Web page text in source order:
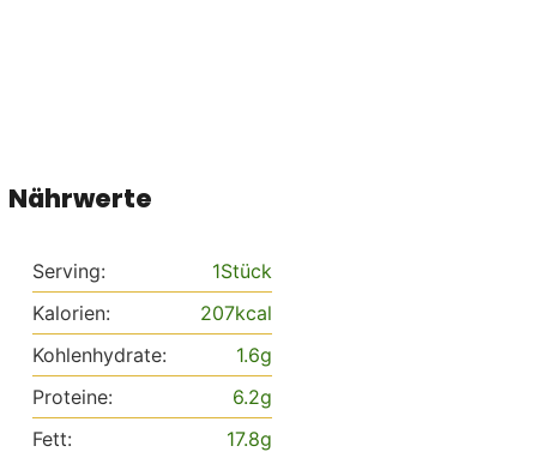
Nährwerte
Serving: 1Stück
Kalorien:
207kcal
Kohlenhydrate:
1.6g
Proteine:
6.2g
Fett:
17.8g